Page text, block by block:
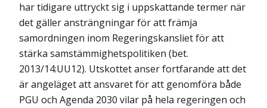
har tidigare uttryckt sig i uppskattande termer när
det gäller ansträngningar för att främja
samordningen inom Regeringskansliet för att
stärka samstämmighetspolitiken (bet.
2013/14:UU12). Utskottet anser fortfarande att det
är angeläget att ansvaret för att genomföra både
PGU och Agenda 2030 vilar på hela regeringen och